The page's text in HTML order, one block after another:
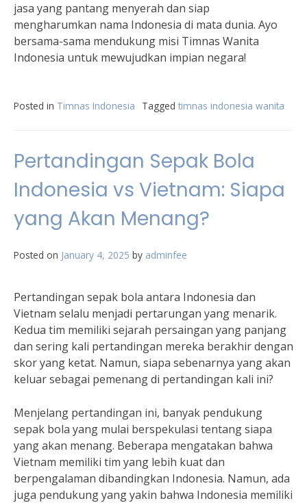
jasa yang pantang menyerah dan siap
mengharumkan nama Indonesia di mata dunia. Ayo
bersama-sama mendukung misi Timnas Wanita
Indonesia untuk mewujudkan impian negara!
Posted in Timnas Indonesia Tagged timnas indonesia wanita
Pertandingan Sepak Bola
Indonesia vs Vietnam: Siapa
yang Akan Menang?
Posted on January 4, 2025 by adminfee
Pertandingan sepak bola antara Indonesia dan
Vietnam selalu menjadi pertarungan yang menarik.
Kedua tim memiliki sejarah persaingan yang panjang
dan sering kali pertandingan mereka berakhir dengan
skor yang ketat. Namun, siapa sebenarnya yang akan
keluar sebagai pemenang di pertandingan kali ini?
Menjelang pertandingan ini, banyak pendukung
sepak bola yang mulai berspekulasi tentang siapa
yang akan menang. Beberapa mengatakan bahwa
Vietnam memiliki tim yang lebih kuat dan
berpengalaman dibandingkan Indonesia. Namun, ada
juga pendukung yang yakin bahwa Indonesia memiliki